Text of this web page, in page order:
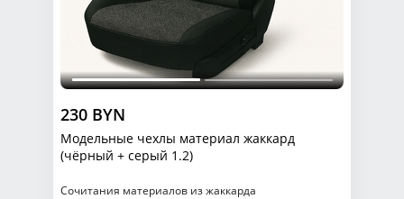
230 BYN
Модельные чехлы материал жаккард
(чёрный + серый 1.2)
Сочитания материалов из жаккарда